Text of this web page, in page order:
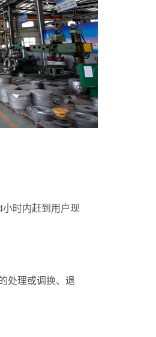
小时内赶到用户现
处理或调换、退